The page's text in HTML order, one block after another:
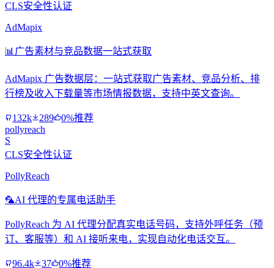
CLS安全性认证
AdMapix
📊 广告素材与竞品数据一站式获取
AdMapix 广告数据层：一站式获取广告素材、竞品分析、排
行榜及收入下载量等市场情报数据，支持中英文查询。
132k 289
0%推荐
pollyreach
S
CLS安全性认证
PollyReach
🦜AI 代理的专属电话助手
PollyReach 为 AI 代理分配真实电话号码，支持外呼任务（预
订、客服等）和 AI 接听来电，实现自动化电话交互。
96.4k 37 0%推荐